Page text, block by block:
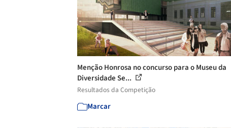
Menção Honrosa no concurso para o Museu da
Diversidade Se...
Resultados da Competição
Marcar